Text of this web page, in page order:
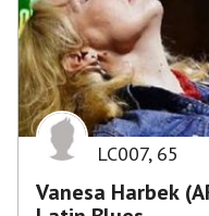
LC007, 65
Vanesa Harbek